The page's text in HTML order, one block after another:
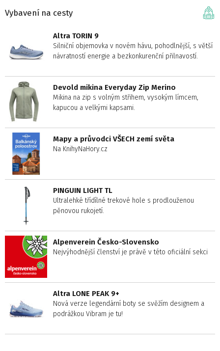
Vybavení na cesty
Altra TORIN 9
Silniční objemovka v novém hávu, pohodlnější, s větší
návratností energie a bezkonkurenční přilnavostí.
Devold mikina Everyday Zip Merino
Mikina na zip s volným střihem, vysokým límcem,
kapucou a velkými kapsami.
Mapy a průvodci VŠECH zemí světa
Na KnihyNaHory.cz
PINGUIN LIGHT TL
Ultralehké třídílné trekové hole s prodlouženou
pěnovou rukojetí.
Alpenverein Česko-Slovensko
Nejvýhodnější členství je právě v této oficiální sekci
Altra LONE PEAK 9+
Nová verze legendární boty se svěžím designem a
podrážkou Vibram je tu!